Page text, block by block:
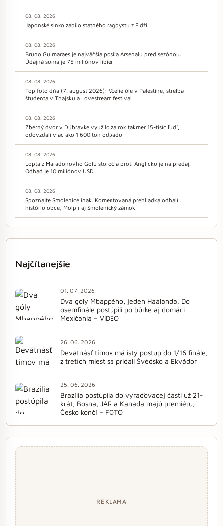
08. 08. 2026
Japonské slnko zabilo statného ragbystu z Fidži
08. 08. 2026
Bruno Guimaraes je najväčšia posila Arsenalu pred sezónou.
Údajná suma je 75 miliónov libier
08. 08. 2026
Top foto dňa (7. august 2026): Včelie úle v Palestíne, streľba
študenta v Thajsku a Lovestream festival
08. 08. 2026
Zberný dvor v Dúbravke využilo za rok takmer 15-tisíc ľudí,
odovzdali viac ako 1 600 ton odpadu
08. 08. 2026
Lopta z Maradonovho Gólu storočia proti Anglicku je na predaj.
Odhad je 10 miliónov USD
08. 08. 2026
Spoznajte Smolenice inak. Komentovaná prehliadka odhalí
históriu obce, Molpír aj Smolenický zámok
Najčítanejšie
01. 07. 2026
Dva góly Mbappého, jeden Haalanda. Do
osemfinále postúpili po búrke aj domáci
Mexičania – VIDEO
26. 06. 2026
Devätnásť tímov má istý postup do 1/16 finále,
z tretích miest sa pridali Švédsko a Ekvádor
25. 06. 2026
Brazília postúpila do vyraďovacej časti už 21-
krát, Bosna, JAR a Kanada majú premiéru,
Česko končí – FOTO
REKLAMA